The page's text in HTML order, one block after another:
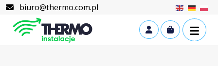
biuro@thermo.com.pl
Skip to content
Skip to footer
Account
Cart